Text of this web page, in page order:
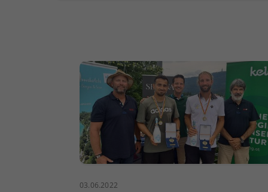
03.06.2022